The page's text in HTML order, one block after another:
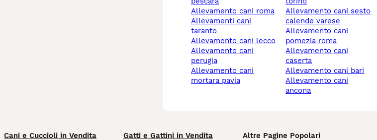
allevamento cani roma
allevamenti cani
taranto
allevamento cani lecco
allevamento cani
perugia
allevamento cani
mortara pavia
allevamento cani sesto
calende varese
allevamento cani
pomezia roma
allevamento cani
caserta
allevamento cani bari
allevamento cani
ancona
Cani e Cuccioli in Vendita Gatti e Gattini in Vendita Altre Pagine Popolari